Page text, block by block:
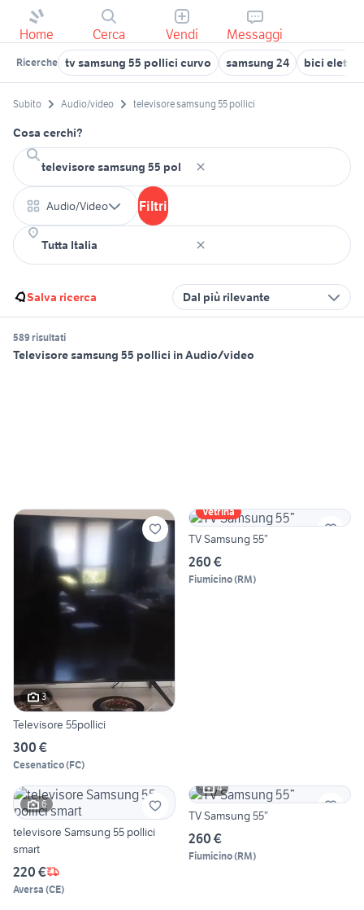
Home Cerca Vendi Messaggi
Ricerche tv samsung 55 pollici curvo samsung 24 bici
Subito Audio/video televisore samsung 55 pollici
Cosa cerchi?
Audio/Video Filtri
Salva ricerca Dal più rilevante
589 risultati
Televisore samsung 55 pollici in Audio/video
3
Televisore 55pollici
300 €
Cesenatico(FC)
Vetrina
TV Samsung 55”
260 €
Fiumicino(RM)
6
televisore Samsung 55 pollici
smart
220 €
Aversa (CE)
4
TV Samsung 55”
260 €
Fiumicino(RM)